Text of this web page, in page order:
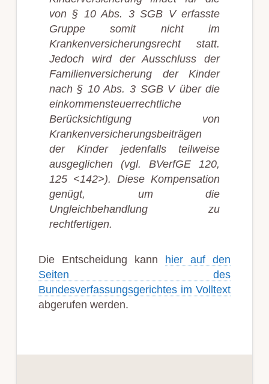
von § 10 Abs. 3 SGB V erfasste
Gruppe somit nicht im
Krankenversicherungsrecht statt.
Jedoch wird der Ausschluss der
Familienversicherung der Kinder
nach § 10 Abs. 3 SGB V über die
einkommensteuerrechtliche
Berücksichtigung von
Krankenversicherungsbeiträgen
der Kinder jedenfalls teilweise
ausgeglichen (vgl. BVerfGE 120,
125 <142>). Diese Kompensation
genügt, um die
Ungleichbehandlung zu
rechtfertigen.
Die Entscheidung kann hier auf den
Seiten des
Bundesverfassungsgerichtes im Volltext
abgerufen werden.